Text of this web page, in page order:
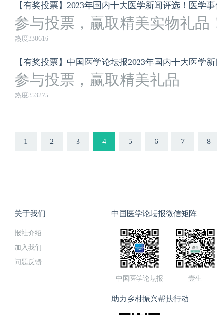
【有奖投票】2023年国内十大医学新闻评选！医学
参与投票，赢取精美实物礼品
热度330616
【有奖投票】中国医学论坛报2023年国内十大医学
参与投票，赢取精美礼品
热度353275
1 2 3 4 5 6 7 8
关于我们
报社介绍
加入我们
问题反馈
中国医学论坛报微信矩阵
中国医学论坛报 壹生
助力乡村振兴帮扶行动